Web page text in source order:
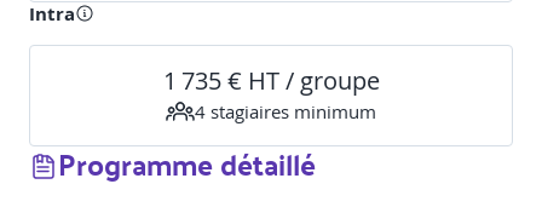
Intra
1 735 € HT / groupe
4 stagiaires minimum
Programme détaillé